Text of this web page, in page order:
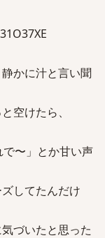
かに汁と言い聞
空けたら、
〜」とか甘い声
してたんだけ
づいたと思った